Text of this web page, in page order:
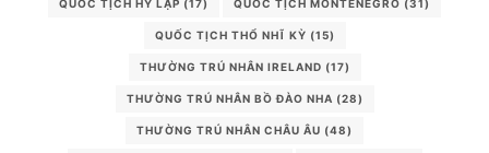
QUỐC TỊCH HY LẠP (17) QUỐC TỊCH MONTENEGRO (31)
QUỐC TỊCH THỔ NHĨ KỲ (15)
THƯỜNG TRÚ NHÂN IRELAND (17)
THƯỜNG TRÚ NHÂN BỒ ĐÀO NHA (28)
THƯỜNG TRÚ NHÂN CHÂU ÂU (48)